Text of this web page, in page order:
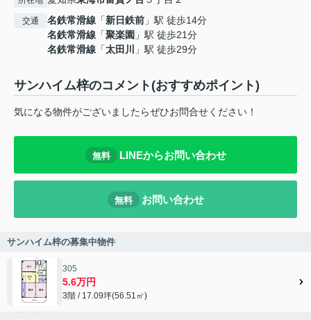
交通 名鉄常滑線 「新日鉄前 」駅 徒歩14分
名鉄常滑線 「聚楽園 」駅 徒歩21分
名鉄常滑線 「太田川 」駅 徒歩29分
サンハイム梓のコメント(おすすめポイント)
気になる物件がございましたらぜひお問合せください！
無料 LINEからお問い合わせ
無料 お問い合わせ
サンハイム梓の募集中物件
305
5.6万円
3階 / 17.09坪(56.51㎡)